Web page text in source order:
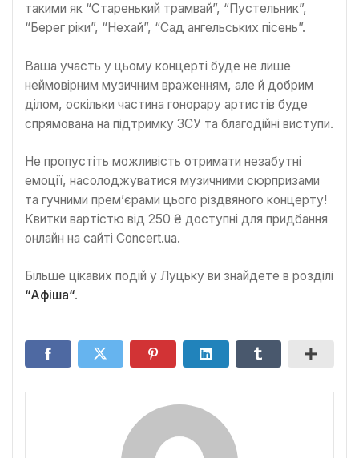
такими як “Старенький трамвай”, “Пустельник”,
“Берег ріки”, “Нехай”, “Сад ангельських пісень”.
Ваша участь у цьому концерті буде не лише
неймовірним музичним враженням, але й добрим
ділом, оскільки частина гонорару артистів буде
спрямована на підтримку ЗСУ та благодійні виступи.
Не пропустіть можливість отримати незабутні
емоції, насолоджуватися музичними сюрпризами
та гучними прем’єрами цього різдвяного концерту!
Квитки вартістю від 250 ₴ доступні для придбання
онлайн на сайті Concert.ua.
Більше цікавих подій у Луцьку ви знайдете в розділі
“Афіша“.